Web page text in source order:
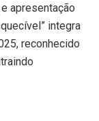
apresentação
integra
reconhecido